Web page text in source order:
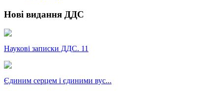
Нові видання ДДС
Наукові записки ДДС. 11
Єдиним серцем і єдиними вус...